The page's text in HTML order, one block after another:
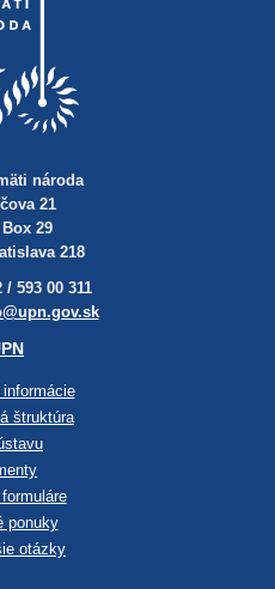
národa
21
Box 29
218
/ 593 00 311
štruktúra
ponuky
otázky